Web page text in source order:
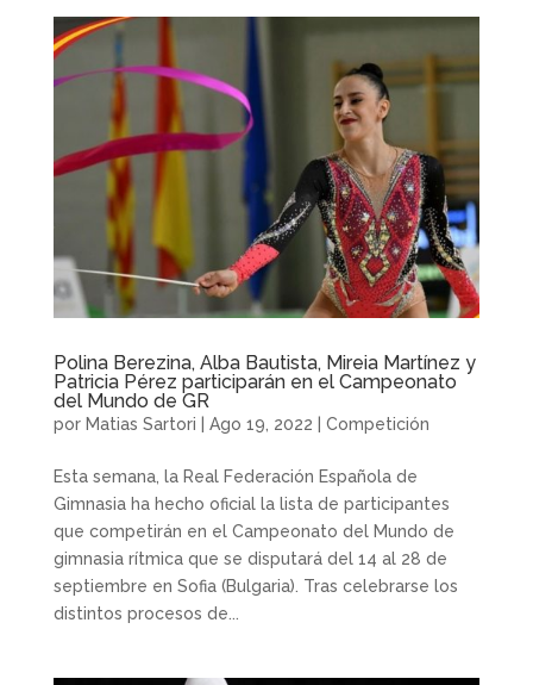
Polina Berezina, Alba Bautista, Mireia Martínez y
Patricia Pérez participarán en el Campeonato
del Mundo de GR
por Matias Sartori Ago 19, 2022 Competición
Esta semana, la Real Federación Española de
Gimnasia ha hecho oficial la lista de participantes
que competirán en el Campeonato del Mundo de
gimnasia rítmica que se disputará del 14 al 28 de
septiembre en Sofia (Bulgaria). Tras celebrarse los
distintos procesos de...